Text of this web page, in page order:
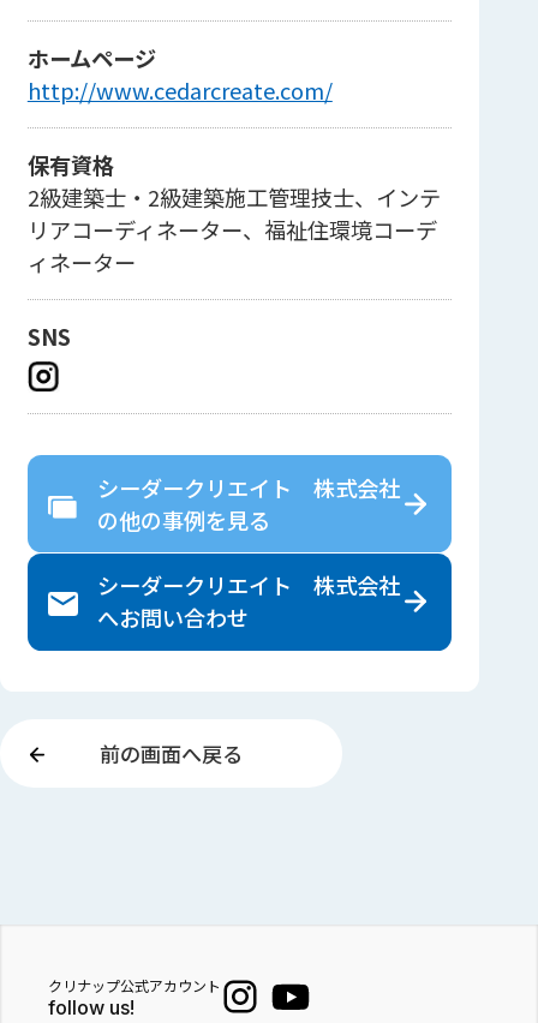
ホームページ
http://www.cedarcreate.com/
保有資格
2級建築士・2級建築施工管理技士、インテ
リアコーディネーター、福祉住環境コーデ
ィネーター
SNS
シーダークリエイト 株式会社
の他の事例を見る
シーダークリエイト 株式会社
へお問い合わせ
前の画面へ戻る
クリナップ公式アカウント
follow us!